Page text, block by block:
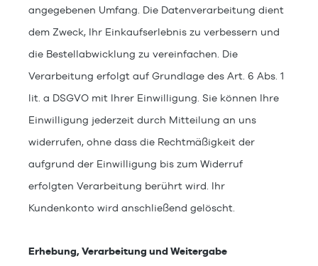
angegebenen Umfang. Die Datenverarbeitung dient
dem Zweck, Ihr Einkaufserlebnis zu verbessern und
die Bestellabwicklung zu vereinfachen. Die
Verarbeitung erfolgt auf Grundlage des Art. 6 Abs. 1
lit. a DSGVO mit Ihrer Einwilligung. Sie können Ihre
Einwilligung jederzeit durch Mitteilung an uns
widerrufen, ohne dass die Rechtmäßigkeit der
aufgrund der Einwilligung bis zum Widerruf
erfolgten Verarbeitung berührt wird. Ihr
Kundenkonto wird anschließend gelöscht.
Erhebung, Verarbeitung und Weitergabe